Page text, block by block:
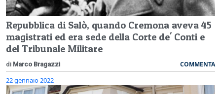
Repubblica di Salò, quando Cremona aveva 45
magistrati ed era sede della Corte de' Conti e
del Tribunale Militare
di Marco Bragazzi COMMENTA
22 gennaio 2022